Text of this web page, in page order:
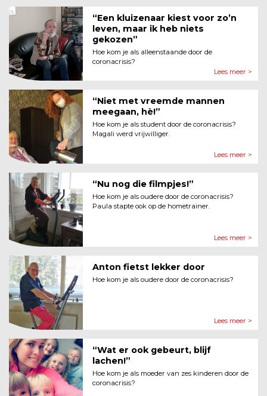
“Een kluizenaar kiest voor zo’n
leven, maar ik heb niets
gekozen”
Hoe kom je als alleenstaande door de
coronacrisis?
Lees meer >
“Niet met vreemde mannen
meegaan, hè!”
Hoe kom je als student door de coronacrisis?
Magali werd vrijwilliger.
Lees meer >
“Nu nog die filmpjes!”
Hoe kom je als oudere door de coronacrisis?
Paula stapte ook op de hometrainer.
Lees meer >
Anton fietst lekker door
Hoe kom je als oudere door de coronacrisis?
Lees meer >
“Wat er ook gebeurt, blijf
lachen!”
Hoe kom je als moeder van zes kinderen door de
coronacrisis?